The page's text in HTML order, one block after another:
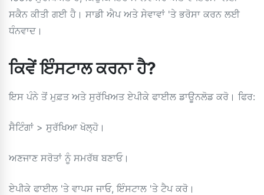
ਸਕੈਨ ਕੀਤੀ ਗਈ ਹੈ। ਸਾਡੀ ਐਪ ਅਤੇ ਸੇਵਾਵਾਂ 'ਤੇ ਭਰੋਸਾ ਕਰਨ ਲਈ
ਧੰਨਵਾਦ।
ਕਿਵੇਂ ਇੰਸਟਾਲ ਕਰਨਾ ਹੈ?
ਇਸ ਪੰਨੇ ਤੋਂ ਮੁਫ਼ਤ ਅਤੇ ਸੁਰੱਖਿਅਤ ਏਪੀਕੇ ਫਾਈਲ ਡਾਊਨਲੋਡ ਕਰੋ। ਫਿਰ:
ਸੈਟਿੰਗਾਂ > ਸੁਰੱਖਿਆ ਖੋਲ੍ਹੋ।
ਅਣਜਾਣ ਸਰੋਤਾਂ ਨੂੰ ਸਮਰੱਥ ਬਣਾਓ।
ਏਪੀਕੇ ਫਾਈਲ 'ਤੇ ਵਾਪਸ ਜਾਓ, ਇੰਸਟਾਲ 'ਤੇ ਟੈਪ ਕਰੋ।